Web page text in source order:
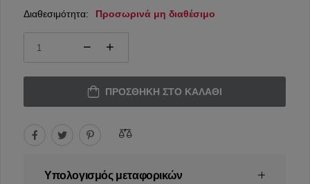
Διαθεσιμότητα: Προσωρινά μη διαθέσιμο
ΠΡΟΣΘΉΚΗ ΣΤΟ ΚΑΛΆΘΙ
Υπολογισμός μεταφορικών